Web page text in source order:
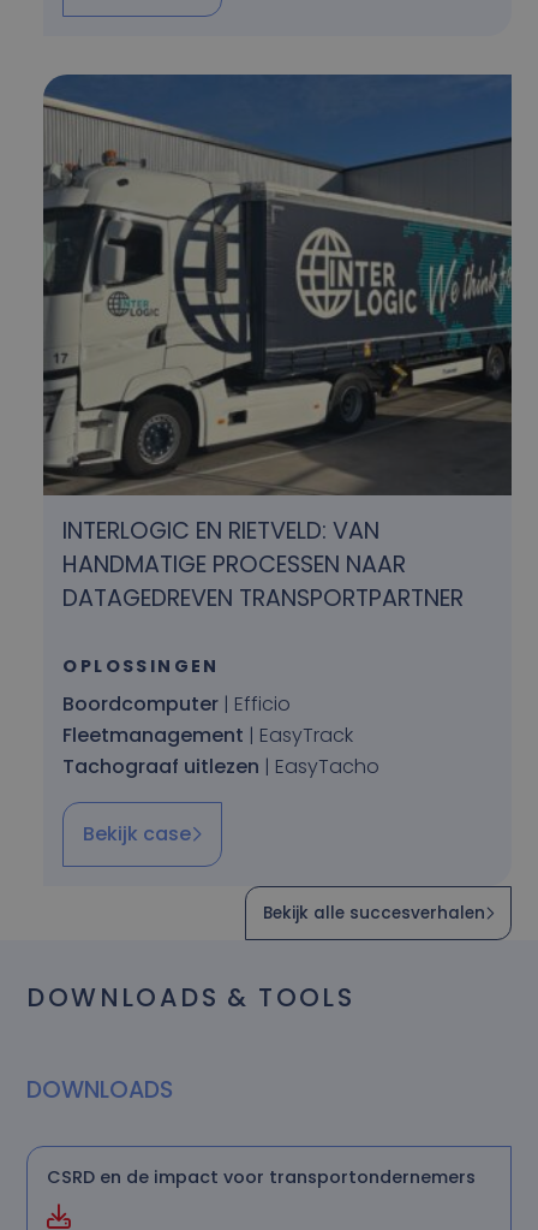
INTERLOGIC EN RIETVELD: VAN
HANDMATIGE PROCESSEN NAAR
DATAGEDREVEN TRANSPORTPARTNER
OPLOSSINGEN
Boordcomputer | Efficio
Fleetmanagement | EasyTrack
Tachograaf uitlezen | EasyTacho
Bekijk case
Bekijk alle succesverhalen
DOWNLOADS & TOOLS
DOWNLOADS
CSRD en de impact voor transportondernemers